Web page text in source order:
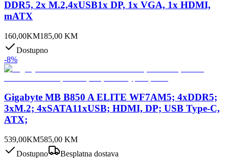
DDR5, 2x M.2,4xUSB1x DP, 1x VGA, 1x HDMI,
mATX
160,00KM185,00 KM
Dostupno
-8%
Gigabyte MB B850 A ELITE WF7AM5; 4xDDR5;
3xM.2; 4xSATA11xUSB; HDMI, DP; USB Type-C,
ATX;
539,00KM585,00 KM
Dostupno
Besplatna dostava